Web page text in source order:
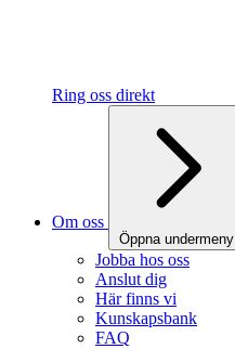
Ring oss direkt
Om oss
Öppna undermeny
Jobba hos oss
Anslut dig
Här finns vi
Kunskapsbank
FAQ